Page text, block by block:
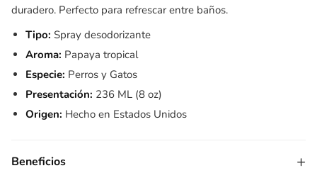
duradero. Perfecto para refrescar entre baños.
Tipo: Spray desodorizante
Aroma: Papaya tropical
Especie: Perros y Gatos
Presentación: 236 ML (8 oz)
Origen: Hecho en Estados Unidos
Beneficios +